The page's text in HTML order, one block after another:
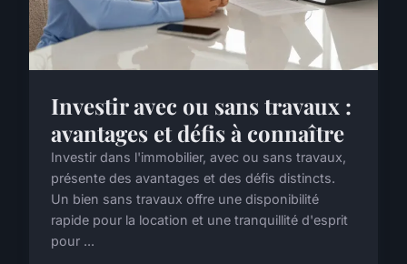
Investir avec ou sans travaux :
avantages et défis à connaître
Investir dans l'immobilier, avec ou sans travaux,
présente des avantages et des défis distincts.
Un bien sans travaux offre une disponibilité
rapide pour la location et une tranquillité d'esprit
pour ...